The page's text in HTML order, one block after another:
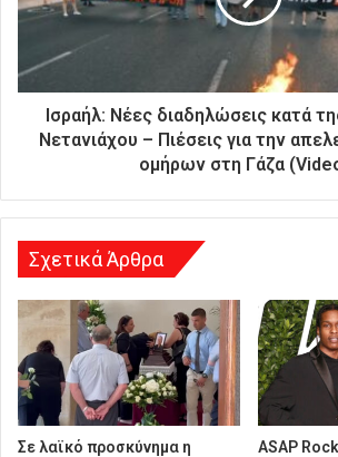
δ
η
Ισραήλ: Νέες διαδηλώσεις κατά
Νετανιάχου – Πιέσεις για την
ομήρων στη Γάζα
Σχετικά Άρθρα
Σε λαϊκό προσκύνημα η
ASAP